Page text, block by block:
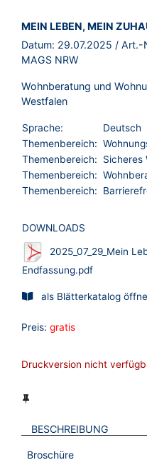
BROSCHÜRE:
MEIN LEBEN, MEIN
Datum: 29.07.2025 / Art.-
MAGS NRW
Wohnberatung und
Westfalen
Sprache:
Deutsch
Themenbereich:
Themenbereich:
Sicheres
Themenbereich:
Themenbereich:
DOWNLOADS
2025_07_29_Mein
Endfassung.pdf
als Blätterkatalog
Preis: gratis
Druckversion nicht
BESCHREIBUNG
Broschüre